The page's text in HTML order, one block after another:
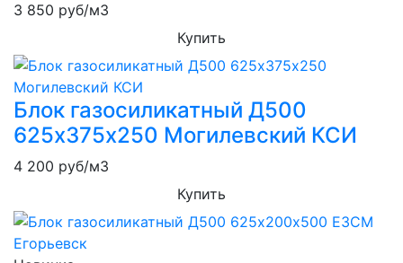
3 850 руб/м3
Купить
Блок газосиликатный Д500
625х375х250 Могилевский КСИ
4 200 руб/м3
Купить